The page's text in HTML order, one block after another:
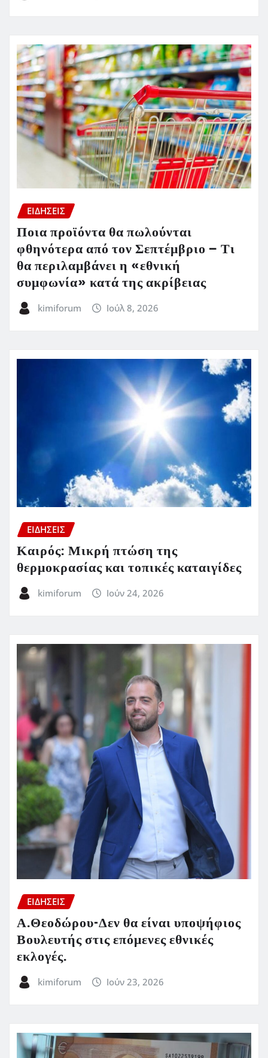
ΕΙΔΗΣΕΙΣ
Ποια προϊόντα θα πωλούνται
φθηνότερα από τον Σεπτέμβριο – Τι
θα περιλαμβάνει η «εθνική
συμφωνία» κατά της ακρίβειας
kimiforum Ιούλ 8, 2026
ΕΙΔΗΣΕΙΣ
Καιρός: Μικρή πτώση της
θερμοκρασίας και τοπικές καταιγίδες
kimiforum Ιούν 24, 2026
ΕΙΔΗΣΕΙΣ
Α.Θεοδώρου-Δεν θα είναι υποψήφιος
Βουλευτής στις επόμενες εθνικές
εκλογές.
kimiforum Ιούν 23, 2026